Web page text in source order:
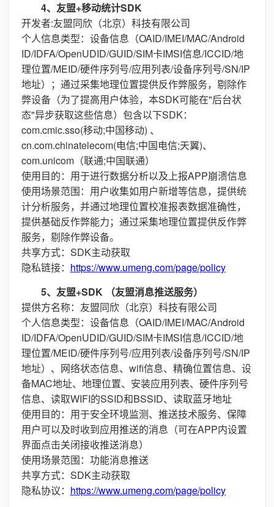
4、友盟+移动统计SDK
开发者:友盟同欣（北京）科技有限公司
个人信息类型：设备信息（OAID/IMEI/MAC/Android
ID/IDFA/OpenUDID/GUID/SIM卡IMSI信息/ICCID/地
理位置/MEID/硬件序列号/应用列表/设备序列号/SN/IP
地址）；通过采集地理位置提供反作弊服务，剔除作
弊设备（为了提高用户体验，本SDK可能在"后台状
态"异步获取这些信息）包含以下SDK：
com.cmic.sso(移动;中国移动) 、
cn.com.chinatelecom(电信;中国电信;天翼)、
com.unicom（联通;中国联通）
使用目的：用于进行数据分析以及上报APP崩溃信息
使用场景范围：用户收集如用户新增等信息，提供统
计分析服务，并通过地理位置校准报表数据准确性，
提供基础反作弊能力；通过采集地理位置提供反作弊
服务，剔除作弊设备。
共享方式：SDK主动获取
隐私链接： https://www.umeng.com/page/policy
5、友盟+SDK （友盟消息推送服务）
提供方名称：友盟同欣（北京）科技有限公司
个人信息类型：设备信息（OAID/IMEI/MAC/Android
ID/IDFA/OpenUDID/GUID/SIM卡IMSI信息/ICCID/地
理位置/MEID/硬件序列号/应用列表/设备序列号/SN/IP
地址）、网络状态信息、wifi信息、精确位置信息、设
备MAC地址、地理位置、安装应用列表、硬件序列号
信息、读取WIFI的SSID和BSSID、读取蓝牙地址
使用目的：用于安全环境监测、推送技术服务、保障
用户可以及时收到应用推送的消息（可在APP内设置
界面点击关闭接收推送消息）
使用场景范围：功能消息推送
共享方式：SDK主动获取
隐私协议： https://www.umeng.com/page/policy